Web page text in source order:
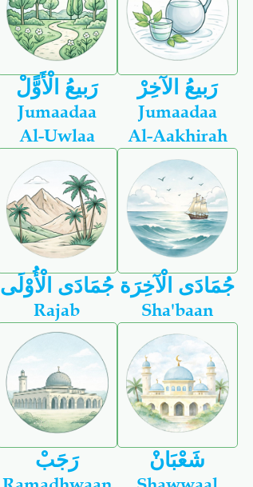
رَبيعُ الْأَوًّلْ رَبيعُ الآخِرْ
Jumaadaa
Al-Uwlaa
جُمَادَى الْأُوْلَى
Jumaadaa
Al-Aakhirah
جُمَادَى الْآخِرَة
Rajab
رَجَبْ
Sha'baan
شَعْبَانْ